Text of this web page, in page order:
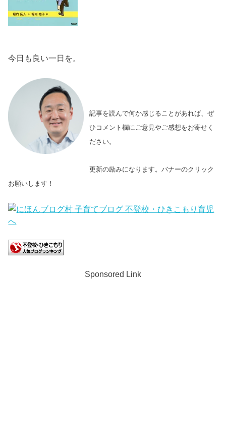
今日も良い一日を。
記事を読んで何か感じることがあれば、ぜ
ひコメント欄にご意見やご感想をお寄せく
ださい。
更新の励みになります。バナーのクリック
お願いします！
Sponsored Link